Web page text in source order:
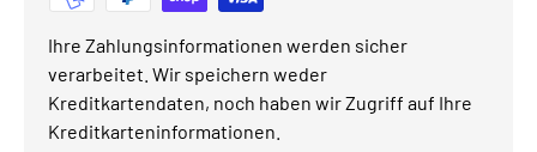
Ihre Zahlungsinformationen werden sicher
verarbeitet. Wir speichern weder
Kreditkartendaten, noch haben wir Zugriff auf Ihre
Kreditkarteninformationen.